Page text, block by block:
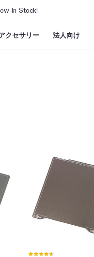
In Stock!
クセサリー 法人向け